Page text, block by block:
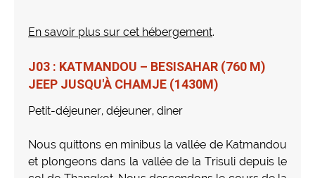
En savoir plus sur cet hébergement.
J03 : KATMANDOU – BESISAHAR (760 M)
JEEP JUSQU'À CHAMJE (1430M)
Petit-déjeuner, déjeuner, diner
Nous quittons en minibus la vallée de Katmandou
et plongeons dans la vallée de la Trisuli depuis le